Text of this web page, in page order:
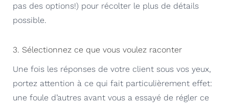
pas des options!) pour récolter le plus de détails
possible.
3. Sélectionnez ce que vous voulez raconter
Une fois les réponses de votre client sous vos yeux,
portez attention à ce qui fait particulièrement effet:
une foule d’autres avant vous a essayé de régler ce